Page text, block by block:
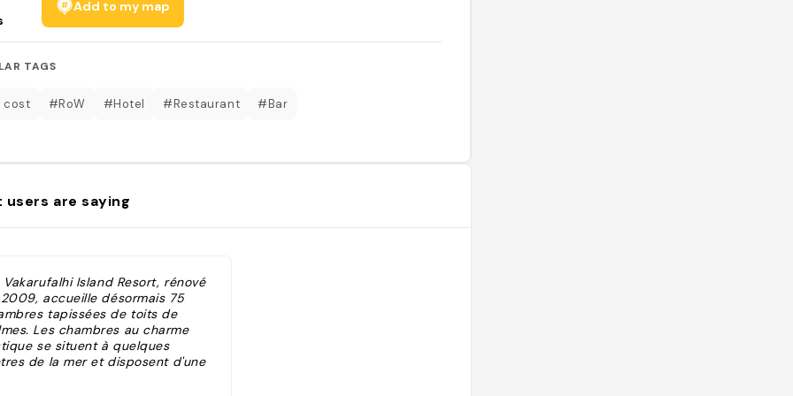
Add to my map
TAGS
cost #RoW #Hotel #Restaurant #Bar
users are saying
Vakarufalhi Island Resort, rénové
accueille désormais 75
tapissées de toits de
Les chambres au charme
se situent à quelques
de la mer et disposent d'une